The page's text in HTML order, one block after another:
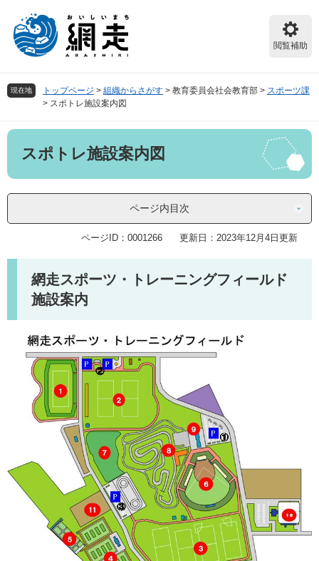
頭
で
飛
ば
へ
閲覧補助
現在地 トップページ > 組織からさがす > 教育委員会社会教育部 > スポーツ課
> スポトレ施設案内図
本
スポトレ施設案内図
ページ内目次
ページID：0001266 更新日：2023年12月4日更新
網走スポーツ・トレーニングフィールド
施設案内